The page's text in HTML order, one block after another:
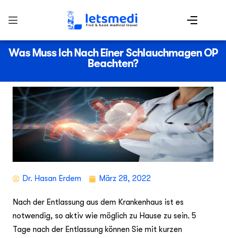
Was Muss Ich Nach Einer Schlauchmagen OP
Beachten?
Dr. Hasan Erdem März 28, 2022
Nach der Entlassung aus dem Krankenhaus ist es
notwendig, so aktiv wie möglich zu Hause zu sein. 5
Tage nach der Entlassung können Sie mit kurzen